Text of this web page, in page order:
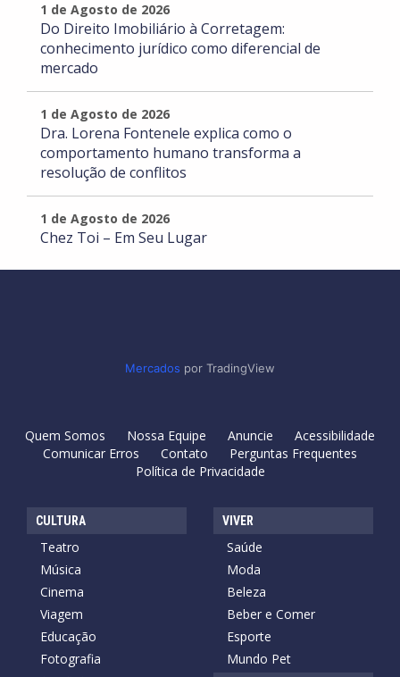
1 de Agosto de 2026
Do Direito Imobiliário à Corretagem:
conhecimento jurídico como diferencial de
mercado
1 de Agosto de 2026
Dra. Lorena Fontenele explica como o
comportamento humano transforma a
resolução de conflitos
1 de Agosto de 2026
Chez Toi – Em Seu Lugar
Mercados por TradingView
Quem Somos Nossa Equipe Anuncie
Acessibilidade
Comunicar Erros
Contato
Perguntas Frequentes
Política de Privacidade
CULTURA
Teatro
Música
Cinema
Viagem
Educação
Fotografia
VIVER
Saúde
Moda
Beleza
Beber e Comer
Esporte
Mundo Pet